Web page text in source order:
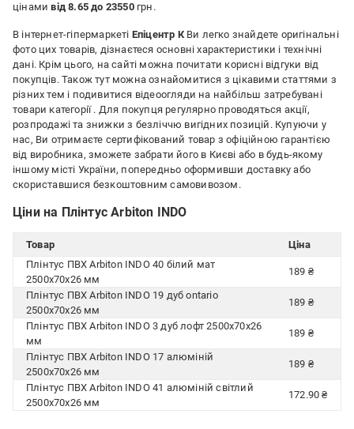
цінамивід 8.65 до 23550грн.
В інтернет-гіпермаркеті Епіцентр КВи легко знайдете оригінальні
фото цих товарів, дізнаєтеся основні характеристики і технічні
дані. Крім цього, на сайті можна почитати корисні відгуки від
покупців. Також тут можна ознайомитися з цікавими статтями з
різних тем і подивитися відеоогляди на найбільш затребувані
товари категорії . Для покупця регулярно проводяться акції,
розпродажі та знижки з безліччю вигідних позицій. Купуючи у
нас, Ви отримаєте сертифікований товар з офіційною гарантією
від виробника, зможете забрати його в Києві або в будь-якому
іншому місті України, попередньо оформивши доставку або
скориставшися безкоштовним самовивозом.
Ціни на Плінтус Arbiton INDO
Товар
Ціна
Плінтус ПВХ Arbiton INDO 40 білий мат
2500х70x26 мм
189 ₴
Плінтус ПВХ Arbiton INDO 19 дуб ontario
2500х70x26 мм
189 ₴
Плінтус ПВХ Arbiton INDO 3 дуб лофт 2500х70x26
мм
189 ₴
Плінтус ПВХ Arbiton INDO 17 алюміній
2500х70x26 мм
189 ₴
Плінтус ПВХ Arbiton INDO 41 алюміній світлий
2500х70x26 мм
172.90 ₴